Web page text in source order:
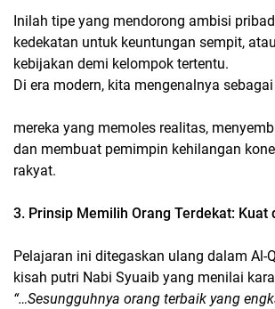
Inilah tipe yang mendorong ambisi
kedekatan untuk keuntungan sempit,
kebijakan demi kelompok tertentu.
Di era modern, kita mengenalnya sebagai
mereka yang memoles realitas,
dan membuat pemimpin kehilangan
rakyat.
3. Prinsip Memilih Orang Terdekat: Kuat
Pelajaran ini ditegaskan ulang dalam Al-
kisah putri Nabi Syuaib yang menilai
“…Sesungguhnya orang terbaik yang